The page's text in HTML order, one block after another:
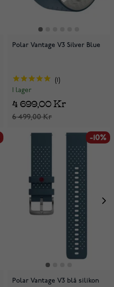
Polar Vantage V3 Silver Blue
I lager
6 499,00 Kr
4 699,00 Kr
-10%
Polar Vantage V3 blå silikon